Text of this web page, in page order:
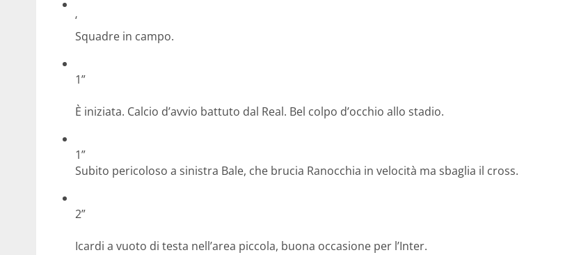
‘
Squadre in campo.
1”
È iniziata. Calcio d’avvio battuto dal Real. Bel colpo d’occhio allo stadio.
1”
Subito pericoloso a sinistra Bale, che brucia Ranocchia in velocità ma sbaglia il cross.
2”
Icardi a vuoto di testa nell’area piccola, buona occasione per l’Inter.